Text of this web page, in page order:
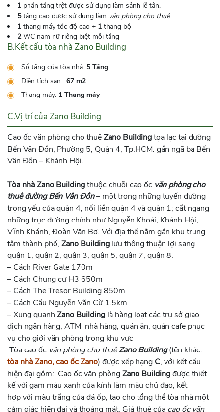
1 phần tầng trệt được sử dụng làm sảnh lễ tân.
5tầng cao được sử dụng làm văn phòng cho thuê
1 thang máy tốc độ cao + 1 thang bộ
2WC nam nữ riêng biệt mỗi tầng
B.Kết cấu tòa nhà Zano Building
Số tầng của tòa nhà: 5 Tầng
Diện tích sàn: 67 m2
Thang máy: 1 Thang máy
C.Vị trí của Zano Building
Cao ốc văn phòng cho thuêZano Buildingtọa lạc tại đường
Bến Vân Đồn, Phường 5, Quận 4, Tp.HCM. gần ngã ba Bến
Vân Đồn – Khánh Hội.
Tòa nhà Zano Buildingthuộc chuỗi cao ốc văn phòng cho
thuê đường Bến Vân Đồn– một trong những tuyến đường
trọng yếu của quận 4, nối liền quận 4 và quận 1; cắt ngang
những trục đường chính như Nguyễn Khoái, Khánh Hội,
Vĩnh Khánh, Đoàn Văn Bơ. Với địa thế nằm gần khu trung
tâm thành phố, Zano Building lưu thông thuận lợi sang
quận 1, quận 2, quận 3, quận 5, quận 7, quận 8.
– Cách River Gate 170m
– Cách Chung cư H3 650m
– Cách The Tresor Building 850m
– Cách Cầu Nguyễn Văn Cừ 1.5km
– Xung quanh Zano Building là hàng loạt các trụ sở giao
dịch ngân hàng, ATM, nhà hàng, quán ăn, quán cafe phục
vụ cho giới văn phòng trong khu vực
Tòa cao ốc văn phòng cho thuêZano Building(tên khác:
tòa nhà Zano, cao ốc Zano) được xếp hạng C, với kết cấu
hiện đại gồm: Cao ốc văn phòngZano Buildingđược thiết
kế với gam màu xanh của kính làm màu chủ đạo, kết
hợp với màu trắng của đá ốp, tạo cho tổng thể tòa nhà một
cảm giác hiện đại và thoáng mát. Giá thuê của cao ốc văn